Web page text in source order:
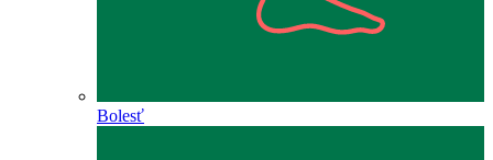
Bolesť